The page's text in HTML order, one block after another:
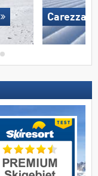
Carezza